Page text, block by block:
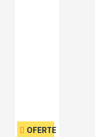
OFERTE